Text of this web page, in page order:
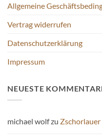
werden
Allgemeine
Vertrag widerrufen
Datenschutzerklärung
Impressum
NEUESTE
michael wolfzu